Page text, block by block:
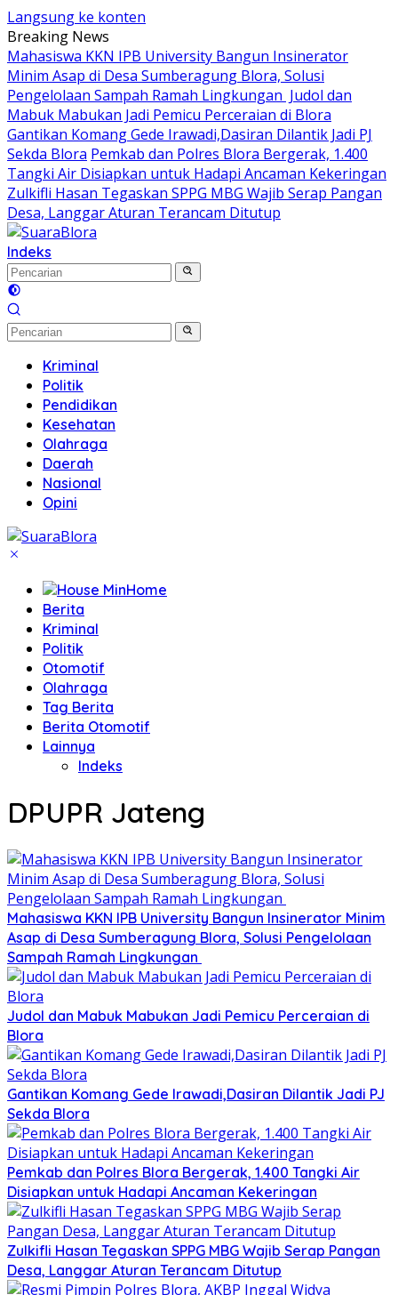
Langsung ke konten
Breaking News
Mahasiswa KKN IPB University Bangun Insinerator
Minim Asap di Desa Sumberagung Blora, Solusi
Pengelolaan Sampah Ramah Lingkungan ‎ Judol dan
Mabuk Mabukan Jadi Pemicu Perceraian di Blora
Gantikan Komang Gede Irawadi,Dasiran Dilantik Jadi PJ
Sekda Blora Pemkab dan Polres Blora Bergerak, 1.400
Tangki Air Disiapkan untuk Hadapi Ancaman Kekeringan
Zulkifli Hasan Tegaskan SPPG MBG Wajib Serap Pangan
Desa, Langgar Aturan Terancam Ditutup
Indeks
Kriminal
Politik
Pendidikan
Kesehatan
Olahraga
Daerah
Nasional
Opini
Home
Berita
Kriminal
Politik
Otomotif
Olahraga
Tag Berita
Berita Otomotif
Lainnya
Indeks
DPUPR Jateng
Mahasiswa KKN IPB University Bangun Insinerator Minim
Asap di Desa Sumberagung Blora, Solusi Pengelolaan
Sampah Ramah Lingkungan ‎
Judol dan Mabuk Mabukan Jadi Pemicu Perceraian di
Blora
Gantikan Komang Gede Irawadi,Dasiran Dilantik Jadi PJ
Sekda Blora
Pemkab dan Polres Blora Bergerak, 1.400 Tangki Air
Disiapkan untuk Hadapi Ancaman Kekeringan
Zulkifli Hasan Tegaskan SPPG MBG Wajib Serap Pangan
Desa, Langgar Aturan Terancam Ditutup